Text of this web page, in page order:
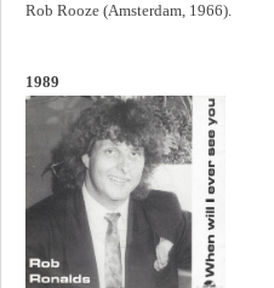
Rob Rooze (Amsterdam, 1966).
1989